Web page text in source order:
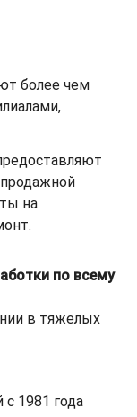
более чем
на
по всему
в тяжелых
1981 года